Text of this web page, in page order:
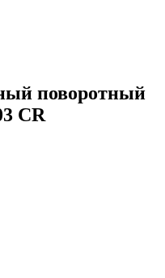
поворотный
CR